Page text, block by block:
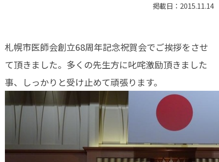
掲載日：2015.11.14
札幌市医師会創立68周年記念祝賀会でご挨拶をさせ
て頂きました。多くの先生方に叱咤激励頂きました
事、しっかりと受け止めて頑張ります。